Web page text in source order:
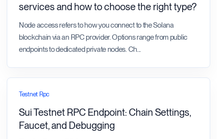
services and how to choose the right type?
Node access refers to how you connect to the Solana
blockchain via an RPC provider. Options range from public
endpoints to dedicated private nodes. Ch...
Testnet Rpc
Sui Testnet RPC Endpoint: Chain Settings,
Faucet, and Debugging